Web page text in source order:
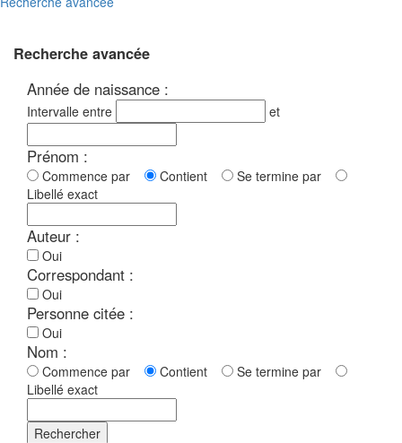
Recherche avancée
Année de naissance :
Intervalle entre et
Prénom :
Commence par Contient
Se termine par
Libellé exact
Auteur :
Oui
Correspondant :
Oui
Personne citée :
Oui
Nom :
Commence par Contient
Se termine par
Libellé exact
Rechercher